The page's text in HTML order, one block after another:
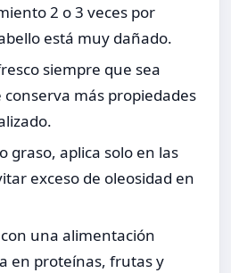
2 o 3 veces por
está muy dañado.
siempre que sea
conserva más propiedades
graso, aplica solo en las
exceso de oleosidad en
una alimentación
en proteínas, frutas y